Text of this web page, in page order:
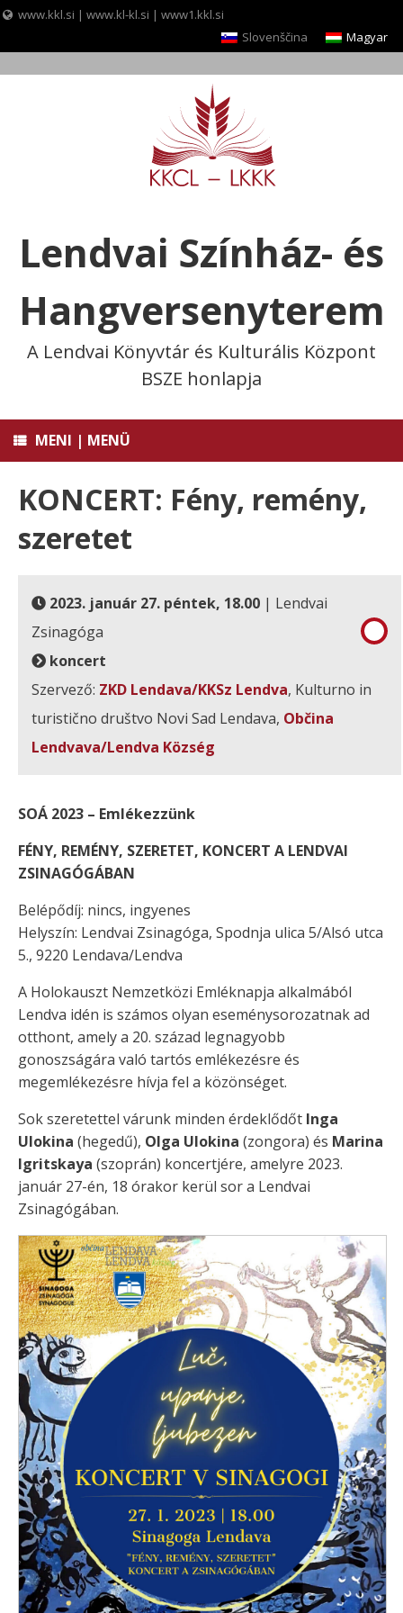
www.kkl.si | www.kl-kl.si | www1.kkl.si
Slovenščina
Magyar
Lendvai Színház- és
Hangversenyterem
A Lendvai Könyvtár és Kulturális Központ
BSZE honlapja
MENI | MENÜ
KONCERT: Fény, remény,
szeretet
2023. január 27. péntek, 18.00 | Lendvai
Zsinagóga
koncert
Szervező: ZKD Lendava/KKSz Lendva, Kulturno in
turistično društvo Novi Sad Lendava, Občina
Lendvava/Lendva Község
SOÁ 2023 – Emlékezzünk
FÉNY, REMÉNY, SZERETET, KONCERT A LENDVAI
ZSINAGÓGÁBAN
Belépődíj: nincs, ingyenes
Helyszín: Lendvai Zsinagóga, Spodnja ulica 5/Alsó utca
5., 9220 Lendava/Lendva
A Holokauszt Nemzetközi Emléknapja alkalmából
Lendva idén is számos olyan eseménysorozatnak ad
otthont, amely a 20. század legnagyobb
gonoszságára való tartós emlékezésre és
megemlékezésre hívja fel a közönséget.
Sok szeretettel várunk minden érdeklődőt Inga
Ulokina (hegedű), Olga Ulokina (zongora) és Marina
Igritskaya (szoprán) koncertjére, amelyre 2023.
január 27-én, 18 órakor kerül sor a Lendvai
Zsinagógában.